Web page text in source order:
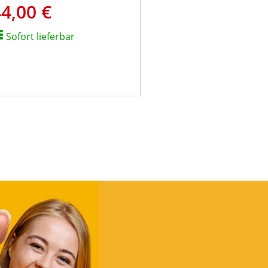
einfaches Plug & Play,
Pairing
€
Sofort lieferbar